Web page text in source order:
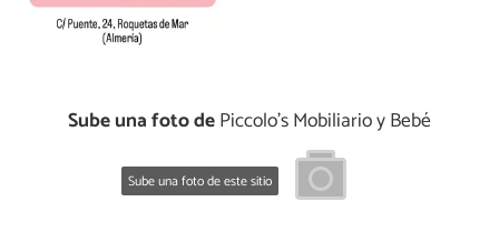
Sube una foto dePiccolo's Mobiliario y Bebé
Sube una foto de este sitio